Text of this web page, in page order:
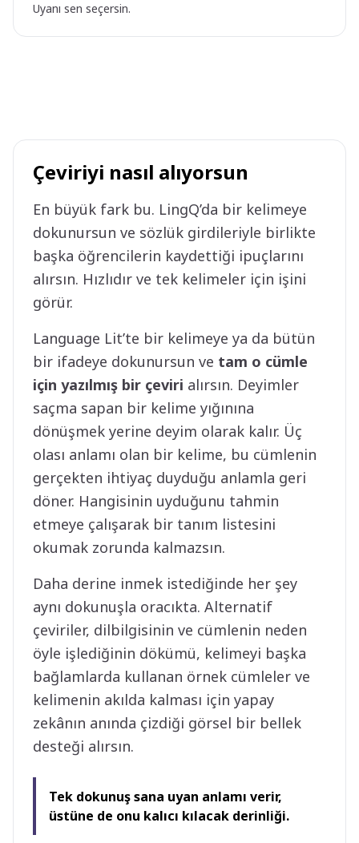
Uyanı sen seçersin.
Çeviriyi nasıl alıyorsun
En büyük fark bu. LingQ’da bir kelimeye
dokunursun ve sözlük girdileriyle birlikte
başka öğrencilerin kaydettiği ipuçlarını
alırsın. Hızlıdır ve tek kelimeler için işini
görür.
Language Lit’te bir kelimeye ya da bütün
bir ifadeye dokunursun ve tam o cümle
için yazılmış bir çeviri alırsın. Deyimler
saçma sapan bir kelime yığınına
dönüşmek yerine deyim olarak kalır. Üç
olası anlamı olan bir kelime, bu cümlenin
gerçekten ihtiyaç duyduğu anlamla geri
döner. Hangisinin uyduğunu tahmin
etmeye çalışarak bir tanım listesini
okumak zorunda kalmazsın.
Daha derine inmek istediğinde her şey
aynı dokunuşla oracıkta. Alternatif
çeviriler, dilbilgisinin ve cümlenin neden
öyle işlediğinin dökümü, kelimeyi başka
bağlamlarda kullanan örnek cümleler ve
kelimenin akılda kalması için yapay
zekânın anında çizdiği görsel bir bellek
desteği alırsın.
Tek dokunuş sana uyan anlamı verir,
üstüne de onu kalıcı kılacak derinliği.